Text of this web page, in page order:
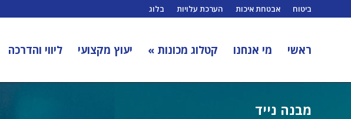
ביטוח אבטחת איכות הערכת עלויות בלוג
ראשי מי אנחנו קטלוג מכונות » יעוץ מקצועי ליווי והדרכה
מבנה נייד